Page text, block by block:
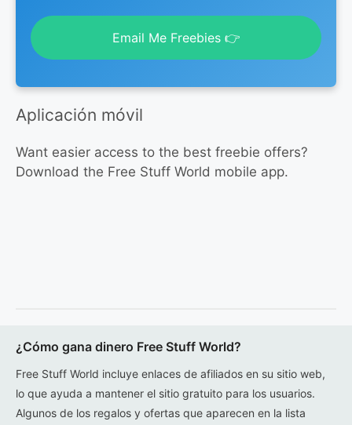
Email Me Freebies 👉
Aplicación móvil
Want easier access to the best freebie offers?
Download the Free Stuff World mobile app.
¿Cómo gana dinero Free Stuff World?
Free Stuff World incluye enlaces de afiliados en su sitio web,
lo que ayuda a mantener el sitio gratuito para los usuarios.
Algunos de los regalos y ofertas que aparecen en la lista